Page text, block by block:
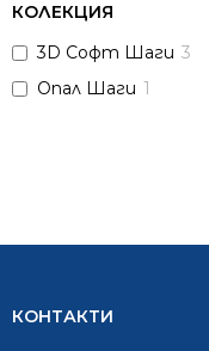
КОЛЕКЦИЯ
3D Софт Шаги 3
Опал Шаги 1
КОНТАКТИ